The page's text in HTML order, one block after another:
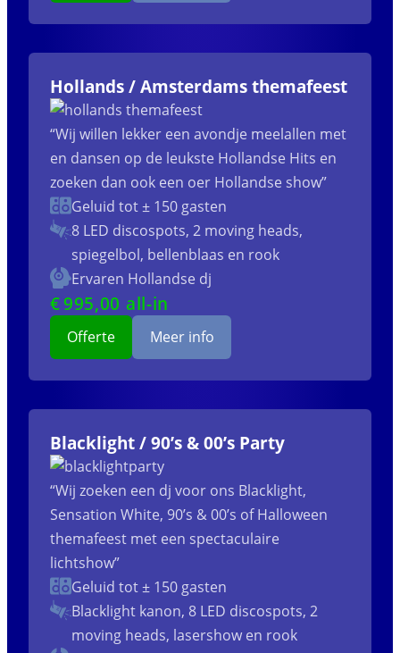
Hollands / Amsterdams themafeest
“Wij willen lekker een avondje meelallen met
en dansen op de leukste Hollandse Hits en
zoeken dan ook een oer Hollandse show”
Geluid tot ± 150 gasten
8 LED discospots, 2 moving heads,
spiegelbol, bellenblaas en rook
Ervaren Hollandse dj
€995,00 all-in
Offerte Meer info
Blacklight / 90’s & 00’s Party
“Wij zoeken een dj voor ons Blacklight,
Sensation White, 90’s & 00’s of Halloween
themafeest met een spectaculaire
lichtshow”
Geluid tot ± 150 gasten
Blacklight kanon, 8 LED discospots, 2
moving heads, lasershow en rook